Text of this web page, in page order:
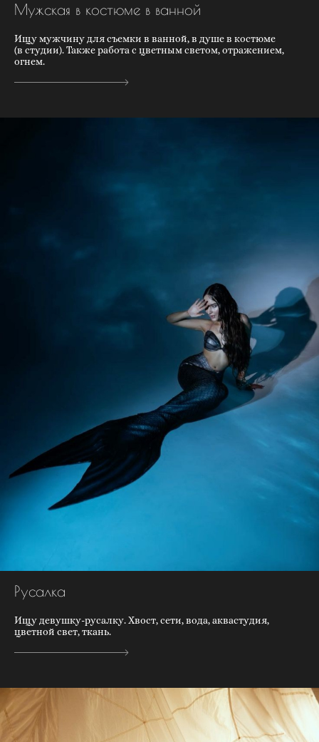
Мужская в костюме в ванной
Ищу мужчину для съемки в ванной, в душе в костюме
(в студии). Также работа с цветным светом, отражением,
огнем.
Русалка
Ищу девушку-русалку. Хвост, сети, вода, аквастудия,
цветной свет, ткань.